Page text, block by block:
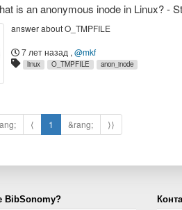
is an anonymous inode in Linux? -
answer about O_TMPFILE
7 лет назад , @mkf
linux O_TMPFILE anon_inode
⟨ 1 &rang; ⟩⟩
BibSonomy?